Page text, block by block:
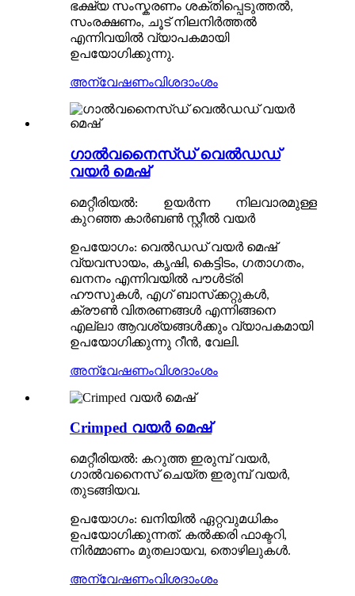
ഭക്ഷ്യ സംസ്കരണം ശക്തിപ്പെടുത്തൽ,
സംരക്ഷണം, ചൂട് നിലനിർത്തൽ
എന്നിവയിൽ വ്യാപകമായി
ഉപയോഗിക്കുന്നു.
അന്വേഷണംവിശദാംശം
ഗാൽവനൈസ്ഡ് വെൽഡഡ്
വയർ മെഷ്
മെറ്റീരിയൽ: ഉയർന്ന നിലവാരമുള്ള
കുറഞ്ഞ കാർബൺ സ്റ്റീൽ വയർ
ഉപയോഗം: വെൽഡഡ് വയർ മെഷ്
വ്യവസായം, കൃഷി, കെട്ടിടം, ഗതാഗതം,
ഖനനം എന്നിവയിൽ പൗൾട്രി
ഹൗസുകൾ, എഗ് ബാസ്‌ക്കറ്റുകൾ,
ക്രൗൺ വിതരണങ്ങൾ എന്നിങ്ങനെ
എല്ലാ ആവശ്യങ്ങൾക്കും വ്യാപകമായി
ഉപയോഗിക്കുന്നു റീൻ, വേലി.
അന്വേഷണംവിശദാംശം
Crimped വയർ മെഷ്
മെറ്റീരിയൽ: കറുത്ത ഇരുമ്പ് വയർ,
ഗാൽവനൈസ് ചെയ്ത ഇരുമ്പ് വയർ,
തുടങ്ങിയവ.
ഉപയോഗം: ഖനിയിൽ ഏറ്റവുമധികം
ഉപയോഗിക്കുന്നത്. കൽക്കരി ഫാക്ടറി,
നിർമ്മാണം മുതലായവ, തൊഴിലുകൾ.
അന്വേഷണംവിശദാംശം